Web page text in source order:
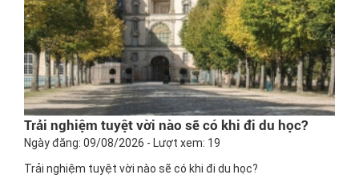
Trải nghiệm tuyệt vời nào sẽ có khi đi du học?
Ngày đăng: 09/08/2026 - Lượt xem: 19
Trải nghiệm tuyệt vời nào sẽ có khi đi du học?